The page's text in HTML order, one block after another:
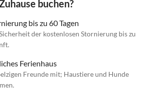
buchen?
bis zu 60 Tagen
der kostenlosen Stornierung bis zu
Ferienhaus
Freunde mit; Haustiere und Hunde